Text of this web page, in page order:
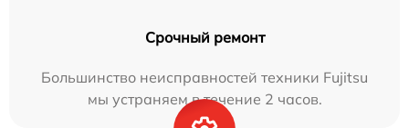
Срочный ремонт
Большинство неисправностей техники Fujitsu
мы устраняем в течение 2 часов.